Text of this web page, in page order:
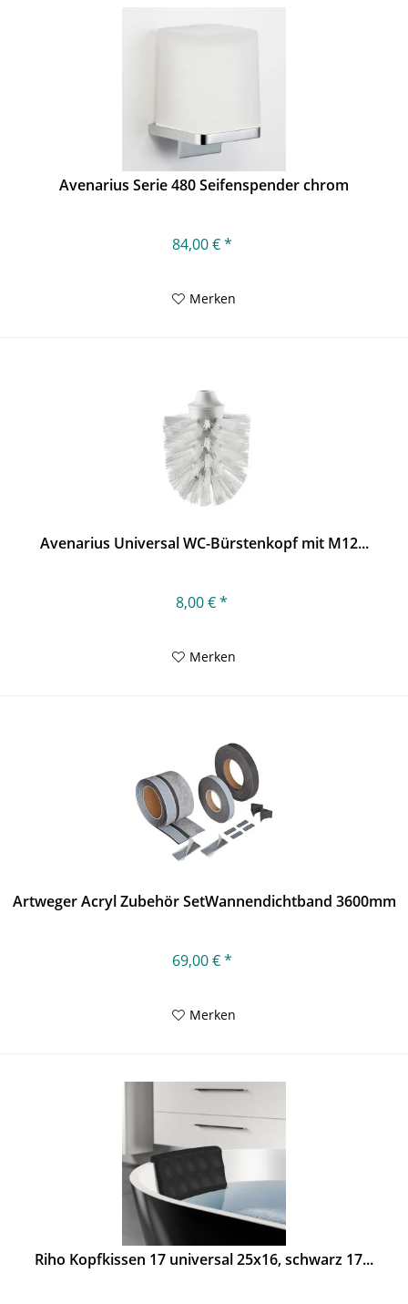
Avenarius Serie 480 Seifenspender chrom
84,00 € *
Merken
Avenarius Universal WC-Bürstenkopf mit M12...
8,00 € *
Merken
Artweger Acryl Zubehör SetWannendichtband 3600mm
69,00 € *
Merken
Riho Kopfkissen 17 universal 25x16, schwarz 17...